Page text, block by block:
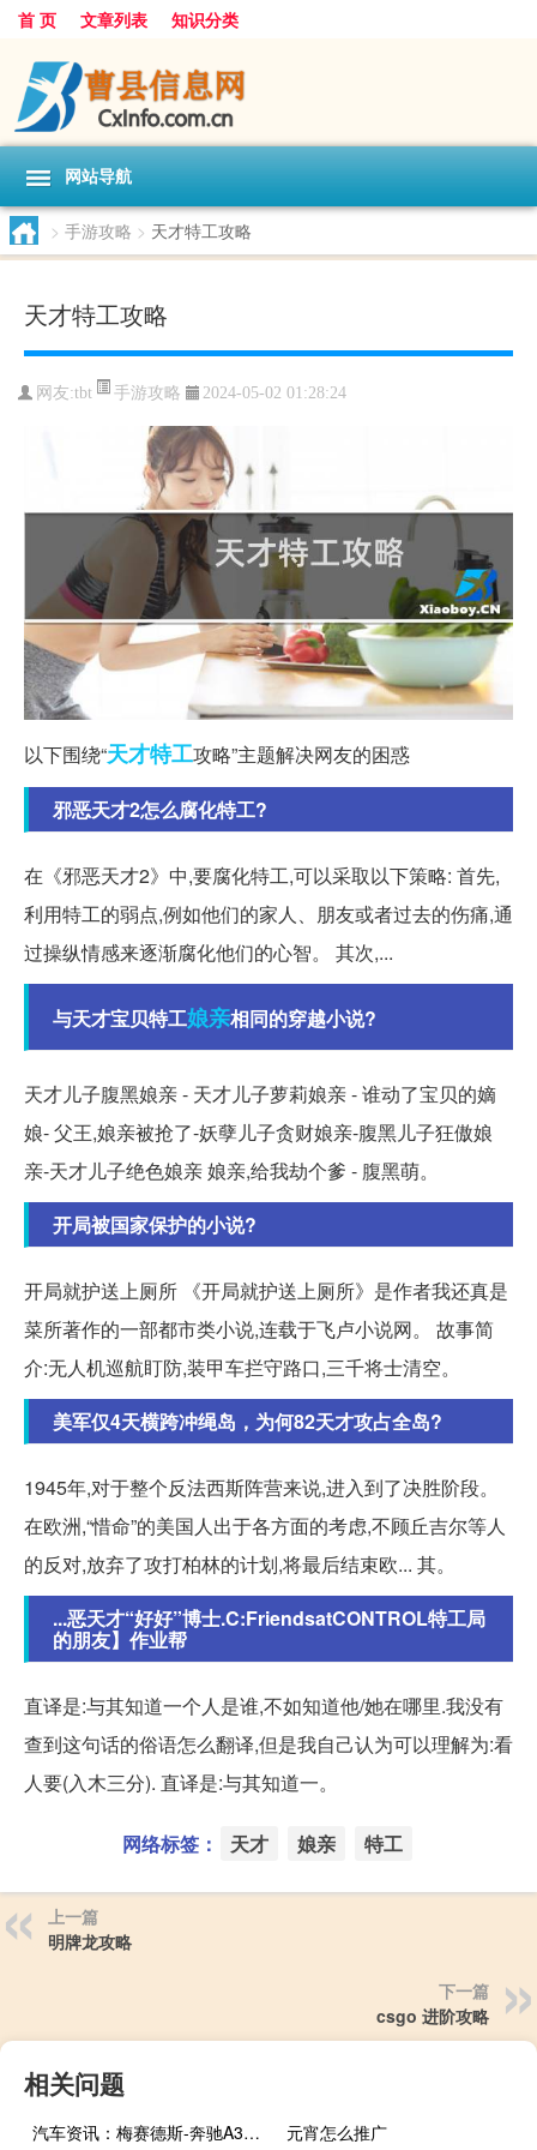
首 页 文章列表 知识分类
网站导航
> 手游攻略 > 天才特工攻略
天才特工攻略
网友:tbt 手游攻略 2024-05-02 01:28:24
以下围绕“天才特工攻略”主题解决网友的困惑
邪恶天才2怎么腐化特工?
在《邪恶天才2》中,要腐化特工,可以采取以下策略: 首先,
利用特工的弱点,例如他们的家人、朋友或者过去的伤痛,通
过操纵情感来逐渐腐化他们的心智。 其次,...
与天才宝贝特工娘亲相同的穿越小说?
天才儿子腹黑娘亲 - 天才儿子萝莉娘亲 - 谁动了宝贝的嫡
娘- 父王,娘亲被抢了-妖孽儿子贪财娘亲-腹黑儿子狂傲娘
亲-天才儿子绝色娘亲 娘亲,给我劫个爹 - 腹黑萌。
开局被国家保护的小说?
开局就护送上厕所 《开局就护送上厕所》是作者我还真是
菜所著作的一部都市类小说,连载于飞卢小说网。 故事简
介:无人机巡航盯防,装甲车拦守路口,三千将士清空。
美军仅4天横跨冲绳岛，为何82天才攻占全岛?
1945年,对于整个反法西斯阵营来说,进入到了决胜阶段。
在欧洲,“惜命”的美国人出于各方面的考虑,不顾丘吉尔等人
的反对,放弃了攻打柏林的计划,将最后结束欧... 其。
...恶天才“好好”博士.C:FriendsatCONTROL特工局
的朋友】作业帮
直译是:与其知道一个人是谁,不如知道他/她在哪里.我没有
查到这句话的俗语怎么翻译,但是我自己认为可以理解为:看
人要(入木三分). 直译是:与其知道一。
网络标签： 天才 娘亲 特工
上一篇
明牌龙攻略
下一篇
csgo 进阶攻略
相关问题
汽车资讯：梅赛德斯-奔驰A35轿车的目标是与奥迪S3抗衡 元宵怎么推广